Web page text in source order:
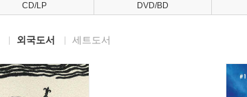
외국도서 세트도서
CD/LP DVD/BD